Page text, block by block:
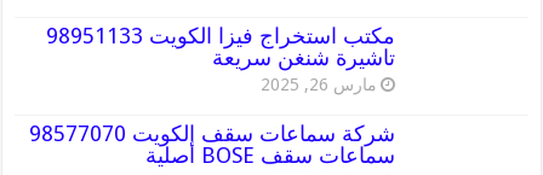
مكتب استخراج فيزا الكويت 98951133
تاشيرة شنغن سريعة
مارس 26, 2025
شركة سماعات سقف الكويت 98577070
سماعات سقف BOSE أصلية